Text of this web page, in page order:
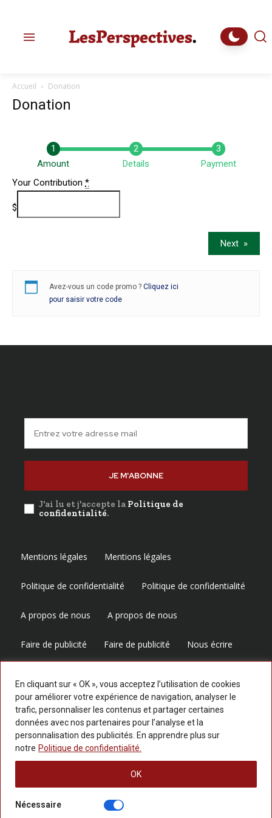
En cliquant sur « OK », vous acceptez l’utilisation de cookies
pour améliorer votre expérience de navigation, analyser le
trafic, personnaliser les contenus et partager certaines
données avec nos partenaires pour l’analyse et la
personnalisation des publicités. En apprendre plus sur
notre Politique de confidentialité.
OK
Nécessaire
Accueil Donation
Donation
Amount Details
Payment
Your Contribution *
$
»
Avez-vous un code promo ? Cliquez ici
pour saisir votre code
JE M'ABONNE
J'ai lu et j'accepte la Politique de
confidentialité.
Mentions légales Mentions légales
Politique de confidentialité Politique de confidentialité
A propos de nous A propos de nous
Faire de publicité Faire de publicité Nous écrire
Suivez-nous
© 2025 LESPERSPECTIVES.COM — Tous les droits réservés